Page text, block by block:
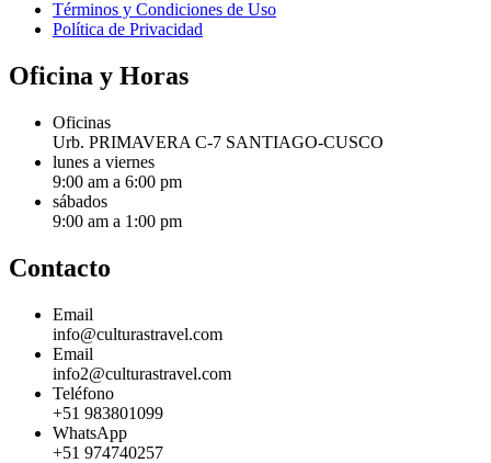
Términos y Condiciones de Uso
Política de Privacidad
Oficina y Horas
Oficinas
Urb. PRIMAVERA C-7 SANTIAGO-CUSCO
lunes a viernes
9:00 am a 6:00 pm
sábados
9:00 am a 1:00 pm
Contacto
Email
info@culturastravel.com
Email
info2@culturastravel.com
Teléfono
+51 983801099
WhatsApp
+51 974740257